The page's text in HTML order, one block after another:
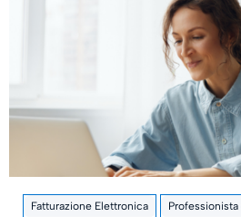
Fatturazione Elettronica